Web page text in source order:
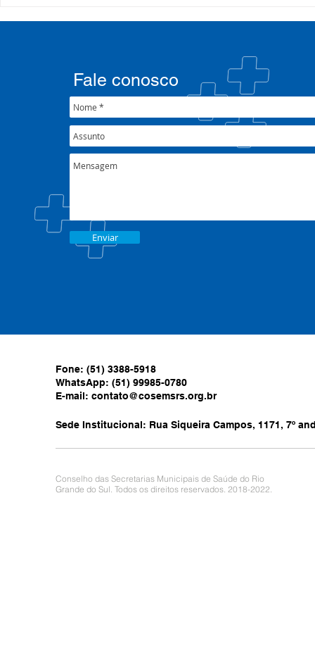
001/2022
Enviar
Fale conosco
Fone: (51) 3388-5918
WhatsApp: (51) 99985-0780
E-mail: contato@cosemsrs.org.br
Sede Institucional: Rua Siqueira Campos, 1171, 7º
Conselho das Secretarias Municipais de Saúde do Rio
Grande do Sul. Todos os direitos reservados. 2018-2022.